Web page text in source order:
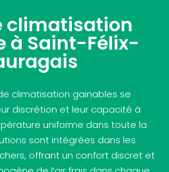
climatisation
à Saint-Félix-
climatisation gainables se
discrétion et leur capacité à
uniforme dans toute la
sont intégrées dans les
offrant un confort discret et